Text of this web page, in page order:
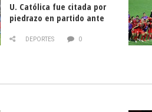
U. Católica fue citada por
piedrazo en partido ante
DEPORTES 0